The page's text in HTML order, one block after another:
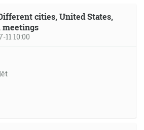
cities, United States,
11 10:00